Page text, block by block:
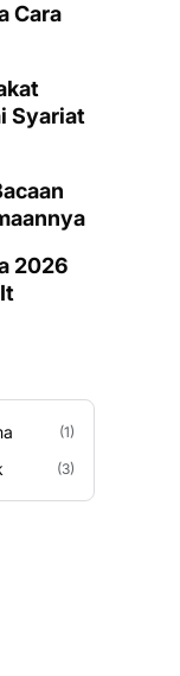
Cara
Syariat
2026
(1)
(3)